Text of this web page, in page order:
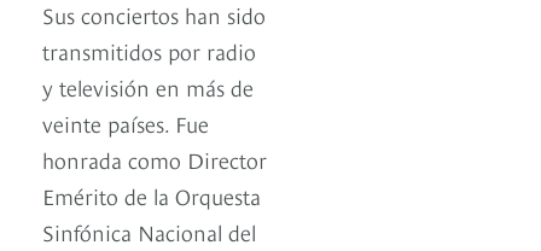
Sus conciertos han sido
transmitidos por radio
y televisión en más de
veinte países. Fue
honrada como Director
Emérito de la Orquesta
Sinfónica Nacional del